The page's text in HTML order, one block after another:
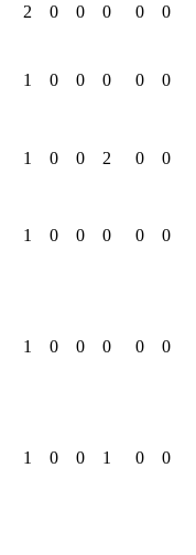
2 0 0 0 0 0
1 0 0 0 0 0
1 0 0 2 0 0
1 0 0 0 0 0
1 0 0 0 0 0
1 0 0 1 0 0